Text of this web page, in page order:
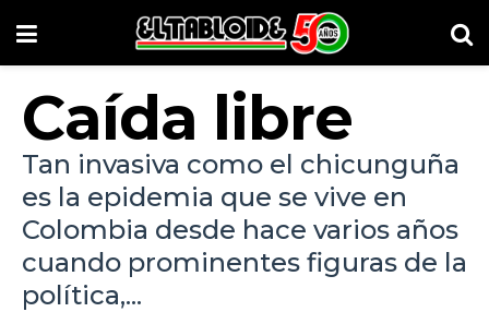
Caída libre
Tan invasiva como el chicunguña
es la epidemia que se vive en
Colombia desde hace varios años
cuando prominentes figuras de la
política,...